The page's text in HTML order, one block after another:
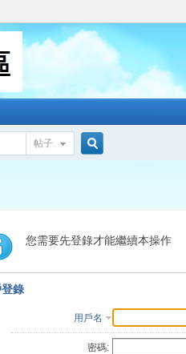
帖子
索
您需要先登錄才能繼續本操作
錄
用戶名
密碼: